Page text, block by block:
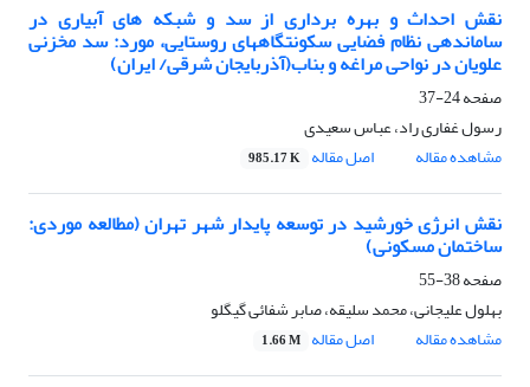
نقش احداث و بهره برداری از سد و شبکه های آبیاری در
ساماندهی نظام فضایی سکونتگاههای روستایی، مورد: سد مخزنی
علویان در نواحی مراغه و بناب(آذربایجان شرقی/ ایران)
صفحه24-37
رسول غفاری راد، عباس سعیدی
مشاهده مقاله
اصل مقاله 985.17 K
نقش انرژی خورشید در توسعه پایدار شهر تهران (مطالعه موردی:
ساختمان مسکونی)
صفحه38-55
بهلول علیجانی، محمد سلیقه، صابر شفائی گیگلو
مشاهده مقاله
اصل مقاله 1.66 M